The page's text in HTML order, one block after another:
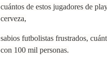
cuántos de estos jugadores de
cerveza,
sabios futbolistas frustrados,
con 100 mil personas.